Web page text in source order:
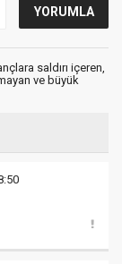
saldırı içeren,
ve büyük